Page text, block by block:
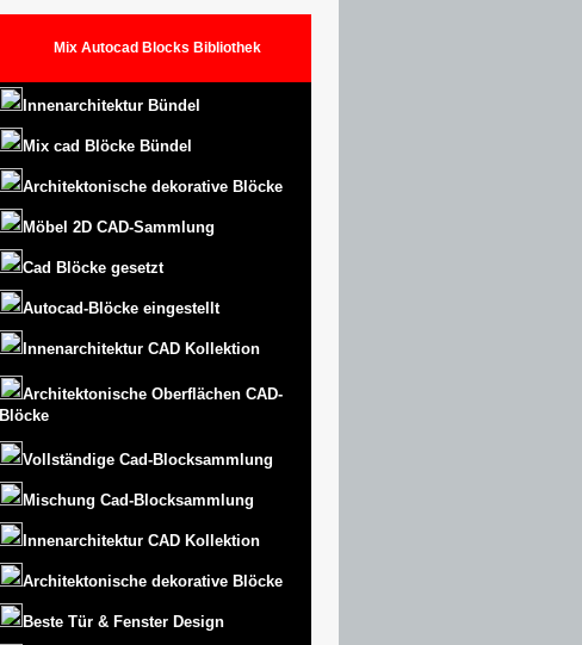
Mix Autocad Blocks Bibliothek
Innenarchitektur Bündel
Mix cad Blöcke Bündel
Architektonische dekorative Blöcke
Möbel 2D CAD-Sammlung
Cad Blöcke gesetzt
Autocad-Blöcke eingestellt
Innenarchitektur CAD Kollektion
Architektonische Oberflächen CAD-
Blöcke
Vollständige Cad-Blocksammlung
Mischung Cad-Blocksammlung
Innenarchitektur CAD Kollektion
Architektonische dekorative Blöcke
Beste Tür & Fenster Design